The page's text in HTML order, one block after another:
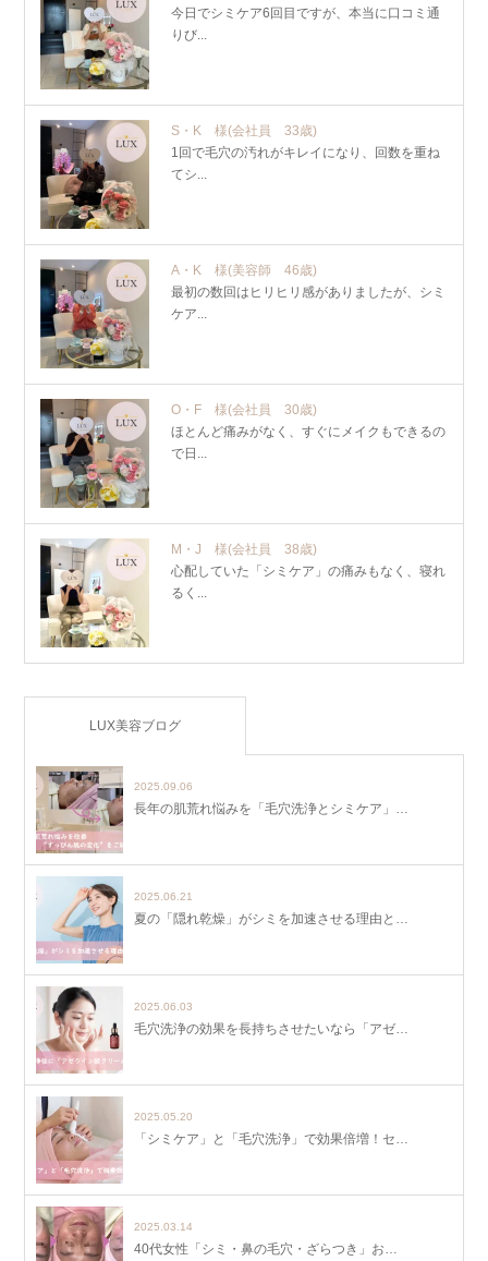
今日でシミケア6回目ですが、本当に口コミ通
りび...
S・K 様(会社員 33歳)
1回で毛穴の汚れがキレイになり、回数を重ね
てシ...
A・K 様(美容師 46歳)
最初の数回はヒリヒリ感がありましたが、シミ
ケア...
O・F 様(会社員 30歳)
ほとんど痛みがなく、すぐにメイクもできるの
で日...
M・J 様(会社員 38歳)
心配していた「シミケア」の痛みもなく、寝れ
るく...
LUX美容ブログ
2025.09.06
長年の肌荒れ悩みを「毛穴洗浄とシミケア」…
2025.06.21
夏の「隠れ乾燥」がシミを加速させる理由と…
2025.06.03
毛穴洗浄の効果を長持ちさせたいなら「アゼ…
2025.05.20
「シミケア」と「毛穴洗浄」で効果倍増！セ…
2025.03.14
40代女性「シミ・鼻の毛穴・ざらつき」お…